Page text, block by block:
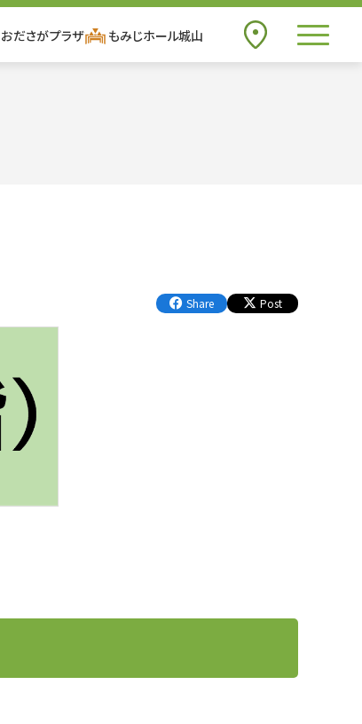
おださがプラザ もみじホール城山
アクセス
toggle
Share Post